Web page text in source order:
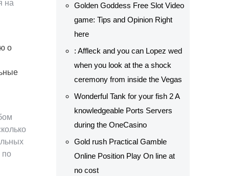
на
о
по
Golden Goddess Free Slot Video
game: Tips and Opinion Right
here
: Affleck and you can Lopez wed
when you look at the a shock
ceremony from inside the Vegas
Wonderful Tank for your fish 2 A
knowledgeable Ports Servers
during the OneCasino
Gold rush Practical Gamble
Online Position Play On line at
no cost